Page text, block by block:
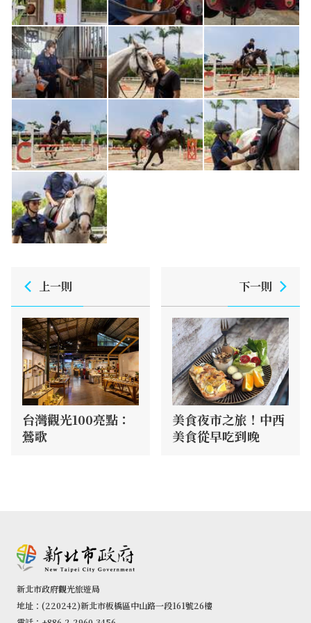
上一則
台灣觀光100亮點：
鶯歌
下一則
美食夜市之旅！中西
美食從早吃到晚
新北市政府觀光旅遊局
地址：(220242)新北市板橋區中山路一段161號26樓